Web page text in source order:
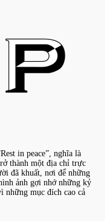
in peace”, nghĩa là
thành một địa chỉ trực
đã khuất, nơi để những
ảnh gợi nhớ những kỷ
những mục đích cao cả